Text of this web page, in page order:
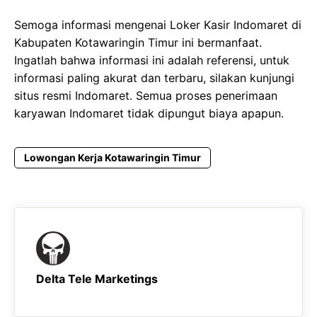
Semoga informasi mengenai Loker Kasir Indomaret di
Kabupaten Kotawaringin Timur ini bermanfaat.
Ingatlah bahwa informasi ini adalah referensi, untuk
informasi paling akurat dan terbaru, silakan kunjungi
situs resmi Indomaret. Semua proses penerimaan
karyawan Indomaret tidak dipungut biaya apapun.
Lowongan Kerja Kotawaringin Timur
Delta Tele Marketings